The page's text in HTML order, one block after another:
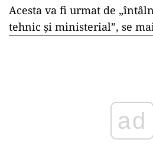
Acesta va fi urmat de
tehnic și ministerial”, se
ad